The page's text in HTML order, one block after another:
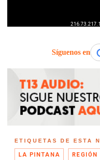
Síguenos en
ETIQUETAS DE ESTA
LA PINTANA